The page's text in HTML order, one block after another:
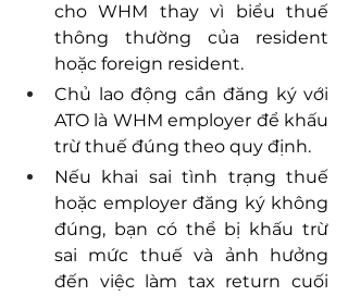
cho WHM thay vì biểu thuế
thông thường của resident
hoặc foreign resident.
Chủ lao động cần đăng ký với
ATO là WHM employer để khấu
trừ thuế đúng theo quy định.
Nếu khai sai tình trạng thuế
hoặc employer đăng ký không
đúng, bạn có thể bị khấu trừ
sai mức thuế và ảnh hưởng
đến việc làm tax return cuối